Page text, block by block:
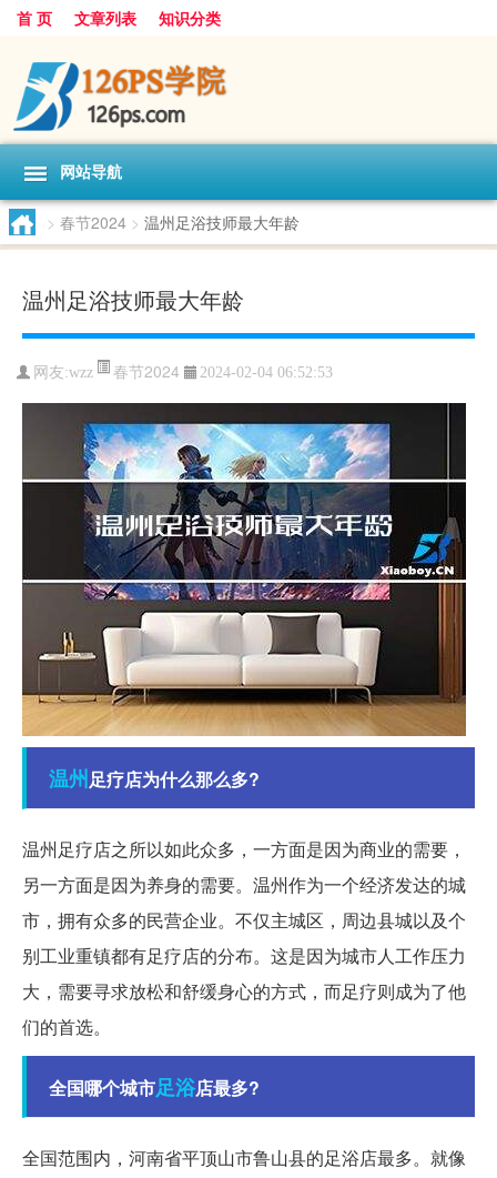
首 页 文章列表 知识分类
网站导航
> 春节2024 > 温州足浴技师最大年龄
温州足浴技师最大年龄
网友:wzz 春节2024 2024-02-04 06:52:53
温州足疗店为什么那么多?
温州足疗店之所以如此众多，一方面是因为商业的需要，
另一方面是因为养身的需要。温州作为一个经济发达的城
市，拥有众多的民营企业。不仅主城区，周边县城以及个
别工业重镇都有足疗店的分布。这是因为城市人工作压力
大，需要寻求放松和舒缓身心的方式，而足疗则成为了他
们的首选。
全国哪个城市足浴店最多?
全国范围内，河南省平顶山市鲁山县的足浴店最多。就像